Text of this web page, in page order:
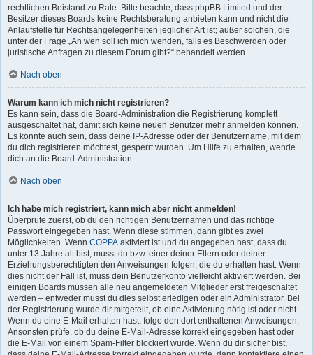
rechtlichen Beistand zu Rate. Bitte beachte, dass phpBB Limited und der
Besitzer dieses Boards keine Rechtsberatung anbieten kann und nicht die
Anlaufstelle für Rechtsangelegenheiten jeglicher Art ist; außer solchen, die
unter der Frage „An wen soll ich mich wenden, falls es Beschwerden oder
juristische Anfragen zu diesem Forum gibt?“ behandelt werden.
Nach oben
Warum kann ich mich nicht registrieren?
Es kann sein, dass die Board-Administration die Registrierung komplett
ausgeschaltet hat, damit sich keine neuen Benutzer mehr anmelden können.
Es könnte auch sein, dass deine IP-Adresse oder der Benutzername, mit dem
du dich registrieren möchtest, gesperrt wurden. Um Hilfe zu erhalten, wende
dich an die Board-Administration.
Nach oben
Ich habe mich registriert, kann mich aber nicht anmelden!
Überprüfe zuerst, ob du den richtigen Benutzernamen und das richtige
Passwort eingegeben hast. Wenn diese stimmen, dann gibt es zwei
Möglichkeiten. Wenn COPPA aktiviert ist und du angegeben hast, dass du
unter 13 Jahre alt bist, musst du bzw. einer deiner Eltern oder deiner
Erziehungsberechtigten den Anweisungen folgen, die du erhalten hast. Wenn
dies nicht der Fall ist, muss dein Benutzerkonto vielleicht aktiviert werden. Bei
einigen Boards müssen alle neu angemeldeten Mitglieder erst freigeschaltet
werden – entweder musst du dies selbst erledigen oder ein Administrator. Bei
der Registrierung wurde dir mitgeteilt, ob eine Aktivierung nötig ist oder nicht.
Wenn du eine E-Mail erhalten hast, folge den dort enthaltenen Anweisungen.
Ansonsten prüfe, ob du deine E-Mail-Adresse korrekt eingegeben hast oder
die E-Mail von einem Spam-Filter blockiert wurde. Wenn du dir sicher bist,